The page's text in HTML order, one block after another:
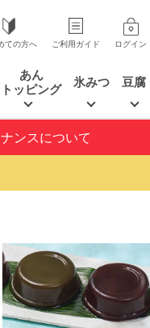
ての方へ ご利用ガイド ログイン
あん
トッピング
氷みつ 豆腐
ンスについて